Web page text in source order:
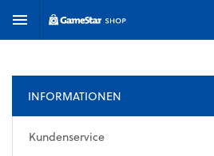
INFORMATIONEN
Kundenservice